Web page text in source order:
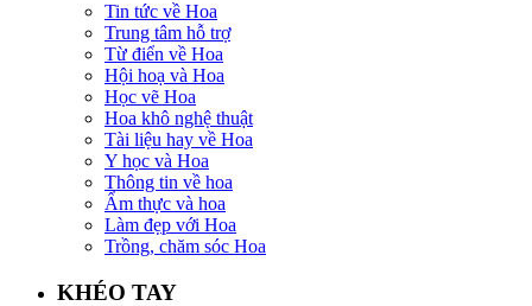
Tin tức về Hoa
Trung tâm hỗ trợ
Từ điển về Hoa
Hội hoạ và Hoa
Học vẽ Hoa
Hoa khô nghệ thuật
Tài liệu hay về Hoa
Y học và Hoa
Thông tin về hoa
Ẩm thực và hoa
Làm đẹp với Hoa
Trồng, chăm sóc Hoa
KHÉO TAY